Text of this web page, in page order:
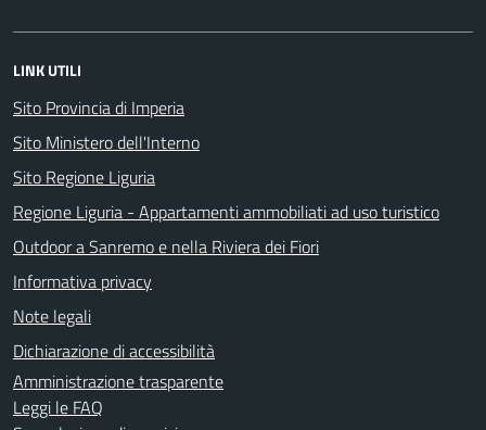
LINK UTILI
Sito Provincia di Imperia
Sito Ministero dell'Interno
Sito Regione Liguria
Regione Liguria - Appartamenti ammobiliati ad uso turistico
Outdoor a Sanremo e nella Riviera dei Fiori
Informativa privacy
Note legali
Dichiarazione di accessibilità
Amministrazione trasparente
Leggi le FAQ